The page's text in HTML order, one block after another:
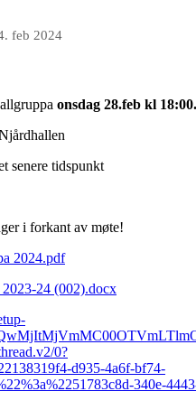
feb 2024
onsdag 28.feb kl 18:00.
senere tidspunkt
i forkant av møte!
2024.pdf
24 (002).docx
0?
d935-4a6f-bf74-
340e-